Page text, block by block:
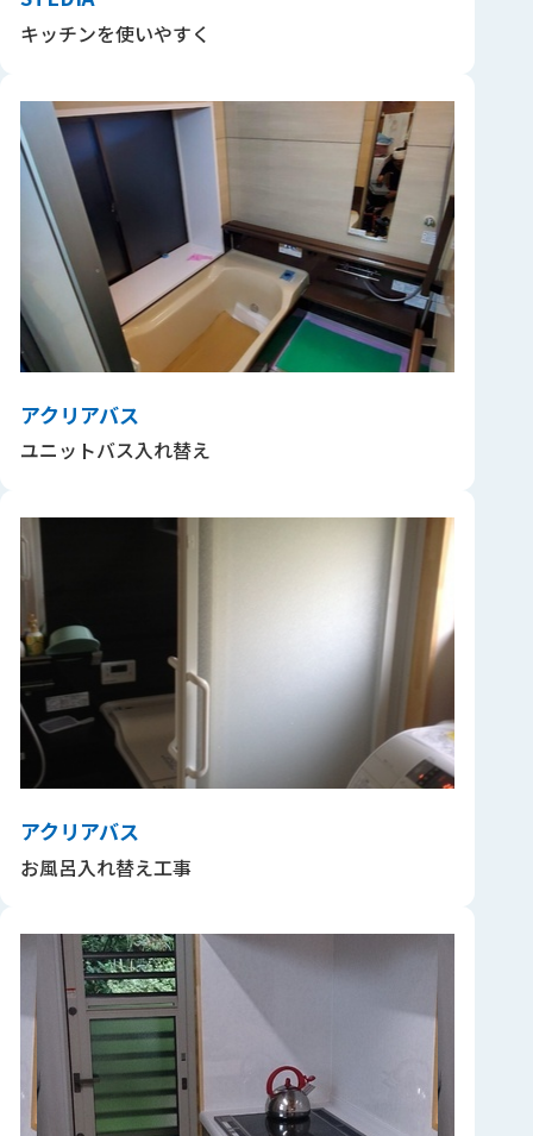
キッチンを使いやすく
アクリアバス
ユニットバス入れ替え
アクリアバス
お風呂入れ替え工事